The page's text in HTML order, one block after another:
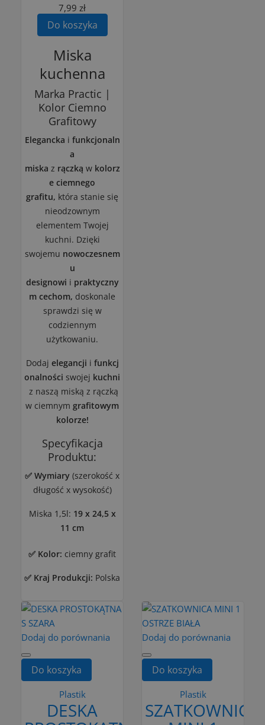
7,99 zł
Do koszyka
Miska
kuchenna
Marka Practic |
Kolor Ciemno
Grafitowy
Elegancka i funkcjonaln
a
miska z rączką w kolorz
e ciemnego
grafitu, która stanie się
nieodzownym
elementem Twojej
kuchni. Dzięki
swojemu nowoczesnem
u
designowi i praktyczny
m cechom, doskonale
sprawdzi się w
codziennym
użytkowaniu.
Dodaj elegancji i funkcj
onalności swojej kuchni
z naszą miską z rączką
w ciemnym grafitowym
kolorze!
Specyfikacja
Produktu:
✅ Wymiary (szerokość x
długość x wysokość)
Miska 1,5l: 19 x 24,5 x
11 cm
✅ Kolor: ciemny grafit
✅ Kraj Produkcji: Polska
Dodaj do porównania
Do koszyka
Plastik
DESKA
Dodaj do porównania
Do koszyka
Plastik
SZATKOWNICA